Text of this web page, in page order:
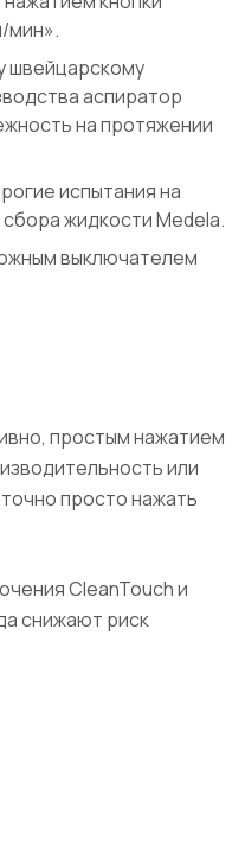
мин».
швейцарскому
аспиратор
на протяжении
испытания на
жидкости Medela.
выключателем
простым нажатием
или
просто нажать
CleanTouch и
снижают риск